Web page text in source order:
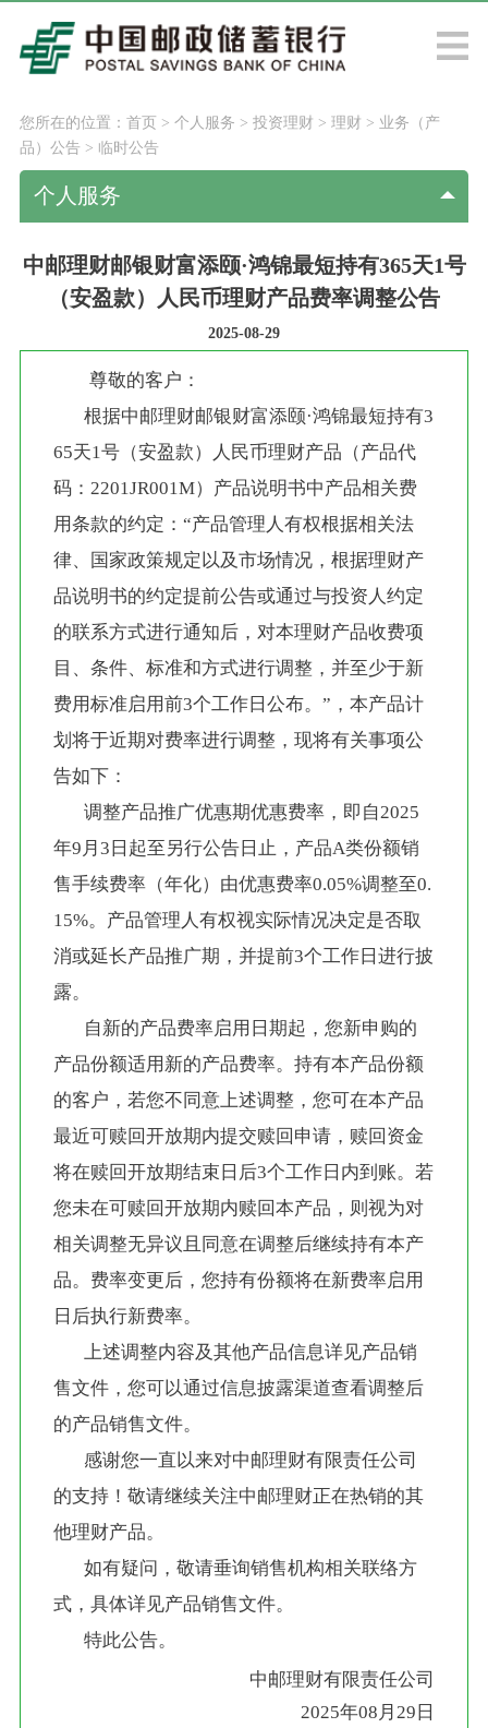
您所在的位置： 首页> 个人服务 > 投资理财 > 理财 > 业务（产
品）公告 > 临时公告
个人服务
中邮理财邮银财富添颐·鸿锦最短持有365天1号
（安盈款）人民币理财产品费率调整公告
2025-08-29
尊敬的客户：
65天1号（安盈款）人民币理财产品（产品代
码：2201JR001M）产品说明书中产品相关费
用条款的约定：“产品管理人有权根据相关法
律、国家政策规定以及市场情况，根据理财产
品说明书的约定提前公告或通过与投资人约定
的联系方式进行通知后，对本理财产品收费项
目、条件、标准和方式进行调整，并至少于新
费用标准启用前3个工作日公布。”，本产品计
划将于近期对费率进行调整，现将有关事项公
告如下：
年9月3日起至另行公告日止，产品A类份额销
售手续费率（年化）由优惠费率0.05%调整至0.
15%。产品管理人有权视实际情况决定是否取
消或延长产品推广期，并提前3个工作日进行披
露。
产品份额适用新的产品费率。持有本产品份额
的客户，若您不同意上述调整，您可在本产品
最近可赎回开放期内提交赎回申请，赎回资金
将在赎回开放期结束日后3个工作日内到账。若
您未在可赎回开放期内赎回本产品，则视为对
相关调整无异议且同意在调整后继续持有本产
品。费率变更后，您持有份额将在新费率启用
日后执行新费率。
售文件，您可以通过信息披露渠道查看调整后
的产品销售文件。
的支持！敬请继续关注中邮理财正在热销的其
他理财产品。
式，具体详见产品销售文件。
       特此公告。
中邮理财有限责任公司
2025年08月29日